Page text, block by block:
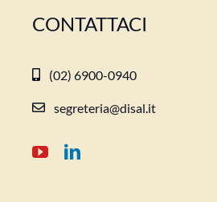
CONTATTACI
(02) 6900-0940
segreteria@disal.it